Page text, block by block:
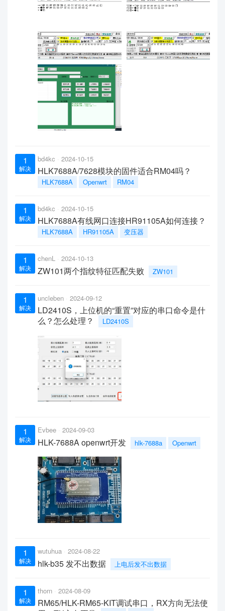
1
解决
bd4kc 2024-10-15
HLK7688A/7628模块的固件适合RM04吗？
HLK7688A Openwrt RM04
1
解决
bd4kc 2024-10-15
HLK7688A有线网口连接HR91105A如何连接？
HLK7688A HR91105A 变压器
1
解决
chenL 2024-10-13
ZW101两个指纹特征匹配失败 ZW101
1
解决
uncleben 2024-09-12
LD2410S，上位机的“重置”对应的串口命令是什
么？怎么处理？
LD2410S
1
解决
Evbee 2024-09-03
HLK-7688A openwrt开发 hlk-7688a Openwrt
1
解决
wutuhua 2024-08-22
hlk-b35 发不出数据 上电后发不出数据
1
解决
thorn 2024-08-09
RM65/HLK-RM65-KIT调试串口，RX方向无法使